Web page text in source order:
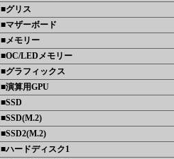
■グリス
■マザーボード
■メモリー
■OC/LEDメモリー
■グラフィックス
■演算用GPU
■SSD
■SSD(M.2)
■SSD2(M.2)
■ハードディスク1